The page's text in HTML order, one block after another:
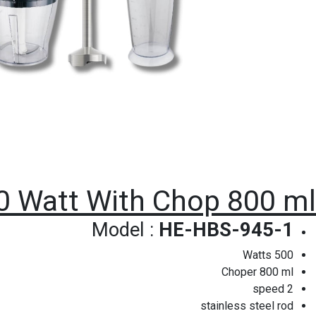
Watt With Chop 800 ml
Model : HE-HBS-945-1
500 Watts
Choper 800 ml
2 speed
stainless steel rod